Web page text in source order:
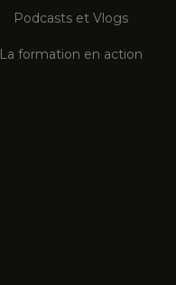
Podcasts et Vlogs
La formation en action